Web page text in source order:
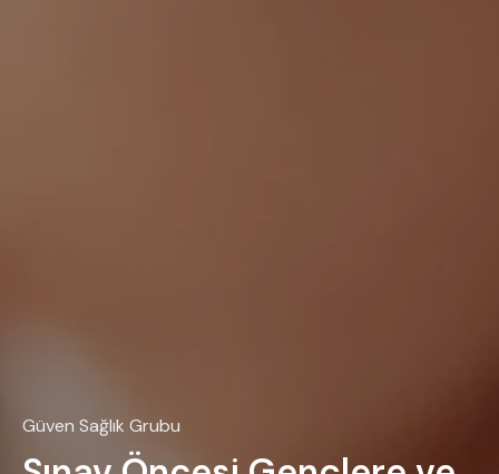
Güven Sağlık Grubu